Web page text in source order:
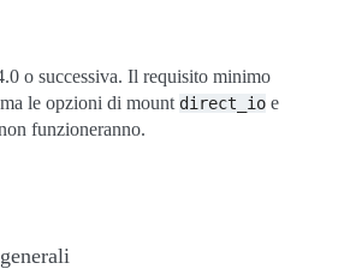
o successiva. Il requisito minimo
le opzioni di mount direct_io e
funzioneranno.